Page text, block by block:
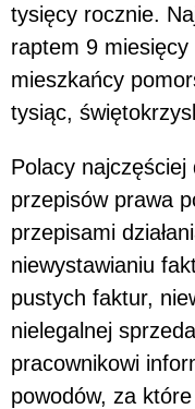
tysięcy rocznie.
raptem 9 miesięcy
mieszkańcy
tysiąc,
Polacy
przepisów prawa
przepisami
niewystawianiu
pustych faktur,
nielegalnej
pracownikowi
powodów, za